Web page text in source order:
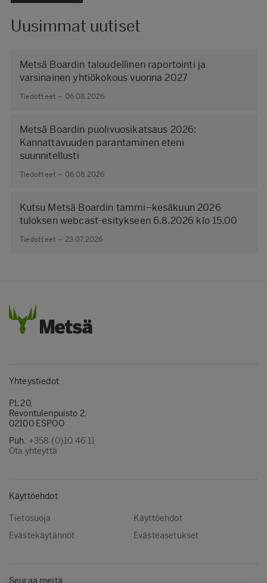
Uusimmat uutiset
Metsä Boardin taloudellinen raportointi ja
varsinainen yhtiökokous vuonna 2027
Tiedotteet – 06.08.2026
Metsä Boardin puolivuosikatsaus 2026:
Kannattavuuden parantaminen eteni
suunnitellusti
Tiedotteet – 06.08.2026
Kutsu Metsä Boardin tammi–kesäkuun 2026
tuloksen webcast-esitykseen 6.8.2026 klo 15.00
Tiedotteet – 23.07.2026
Yhteystiedot
PL 20,
Revontulenpuisto 2,
02100 ESPOO
Puh. +358 (0)10 46 11
Ota yhteyttä
Käyttöehdot
Tietosuoja
Käyttöehdot
Evästekäytännöt
Evästeasetukset
Seuraa meitä